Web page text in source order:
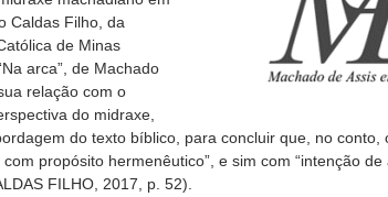
Caldas Filho, da
de Minas
arca”, de Machado
relação com o
do midraxe,
do texto bíblico, para concluir que, no conto,
propósito hermenêutico”, e sim com “intenção
FILHO, 2017, p. 52).